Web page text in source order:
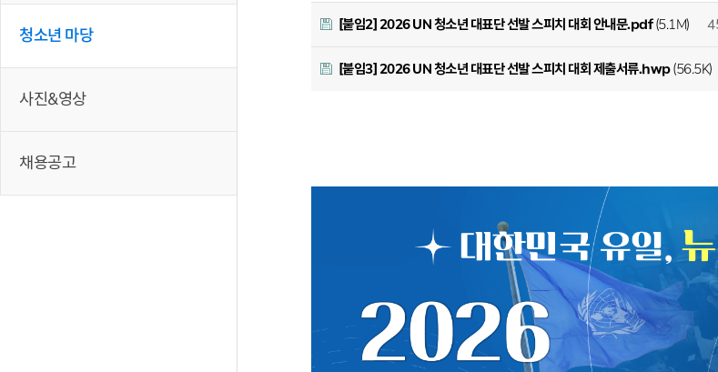
청소년 마당
사진&영상
채용공고
[붙임2] 2026 UN 청소년 대표단 선발 스피치 대회 안내문.pdf(5.1M)
[붙임3] 2026 UN 청소년 대표단 선발 스피치 대회 제출서류.hwp(56.5K)